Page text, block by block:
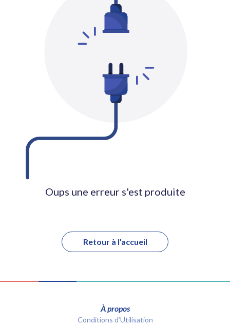
Oups une erreur s'est produite
Retour à l'accueil
À propos
Conditions d’Utilisation